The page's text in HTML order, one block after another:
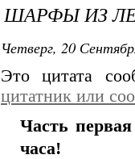
ШАРФЫ ИЗ
Четверг, 20
Это цитата
цитатник или
Часть
часа!